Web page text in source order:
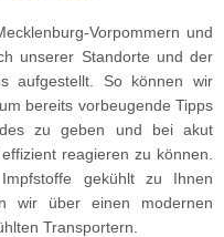
Vorpommern und
unserer Standorte und der
aufgestellt. So können wir
bereits vorbeugende Tipps
zu geben und bei akut
reagieren zu können.
gekühlt zu Ihnen
wir über einen modernen
Transportern.